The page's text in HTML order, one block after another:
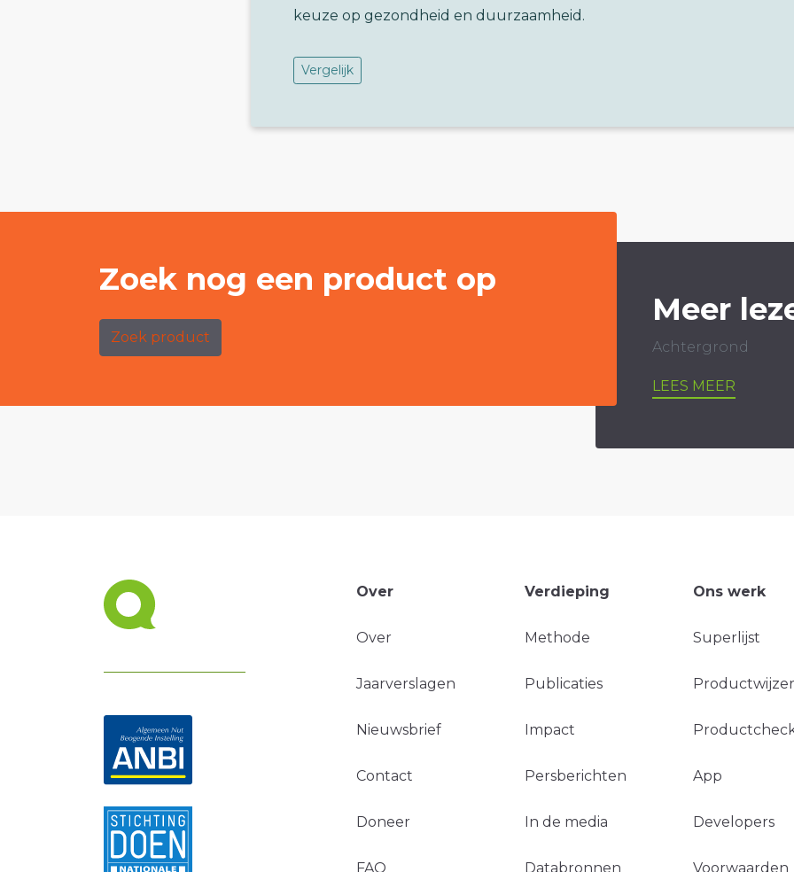
keuze op gezondheid en duurzaamheid.
Vergelijk
Zoek nog een product op
Zoek product
Meer
Achtergrond
LEES MEER
Over
Over
Jaarverslagen
Nieuwsbrief
Contact
Doneer
FAQ
Verdieping
Methode
Publicaties
Impact
Persberichten
In de media
Databronnen
Ons werk
Superlijst
App
Developers
Voorwaarden